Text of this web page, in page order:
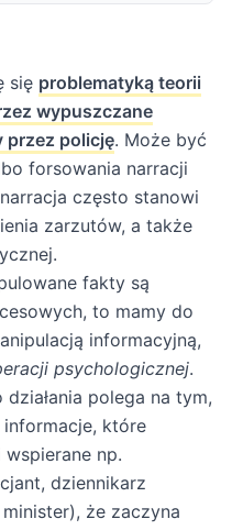
się problematyką teorii
wypuszczane
przez policję. Może być
forsowania narracji
często stanowi
zarzutów, a także
fakty są
to mamy do
informacyjną,
psychologicznej.
polega na tym,
które
np.
dziennikarz
że zaczyna